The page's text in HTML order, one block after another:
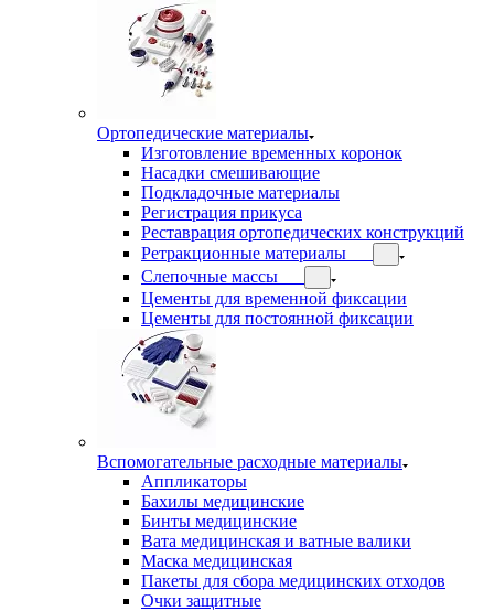
Ортопедические материалы
Изготовление временных коронок
Насадки смешивающие
Подкладочные материалы
Регистрация прикуса
Реставрация ортопедических конструкций
Ретракционные материалы
Слепочные массы
Цементы для временной фиксации
Цементы для постоянной фиксации
Вспомогательные расходные материалы
Аппликаторы
Бахилы медицинские
Бинты медицинские
Вата медицинская и ватные валики
Маска медицинская
Пакеты для сбора медицинских отходов
Очки защитные